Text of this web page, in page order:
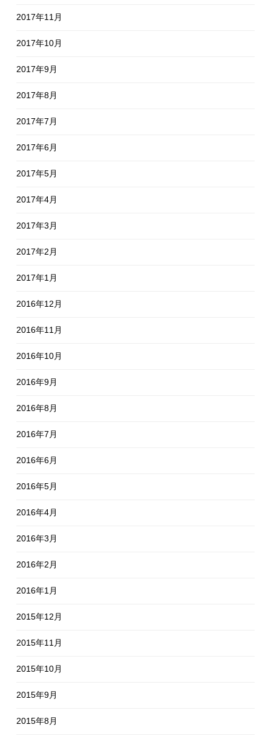
2017年11月
2017年10月
2017年9月
2017年8月
2017年7月
2017年6月
2017年5月
2017年4月
2017年3月
2017年2月
2017年1月
2016年12月
2016年11月
2016年10月
2016年9月
2016年8月
2016年7月
2016年6月
2016年5月
2016年4月
2016年3月
2016年2月
2016年1月
2015年12月
2015年11月
2015年10月
2015年9月
2015年8月